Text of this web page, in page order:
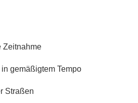
Zeitnahme
gemäßigtem Tempo
Straßen